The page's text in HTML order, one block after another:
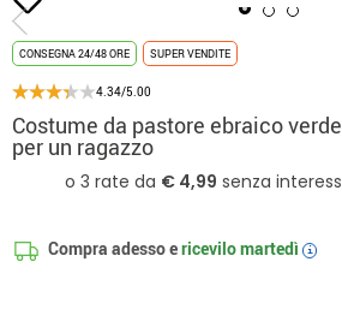
CONSEGNA 24/48 ORE SUPER VENDITE
4.34/5.00
Costume da pastore ebraico verde
per un ragazzo
Compra adesso ericevilomartedì i